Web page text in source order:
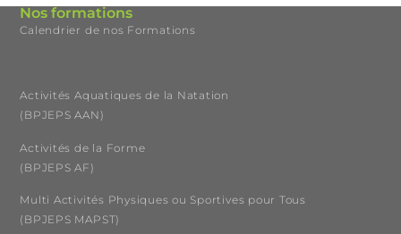
Nos formations
Calendrier de nos Formations
Activités Aquatiques de la Natation
(BPJEPS AAN)
Activités de la Forme
(BPJEPS AF)
Multi Activités Physiques ou Sportives pour Tous
(BPJEPS MAPST)